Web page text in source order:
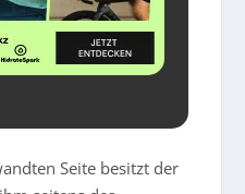
Seite besitzt der